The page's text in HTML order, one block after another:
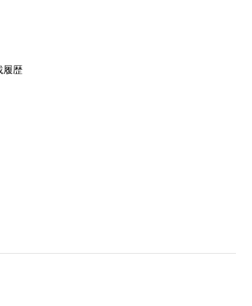
履歴